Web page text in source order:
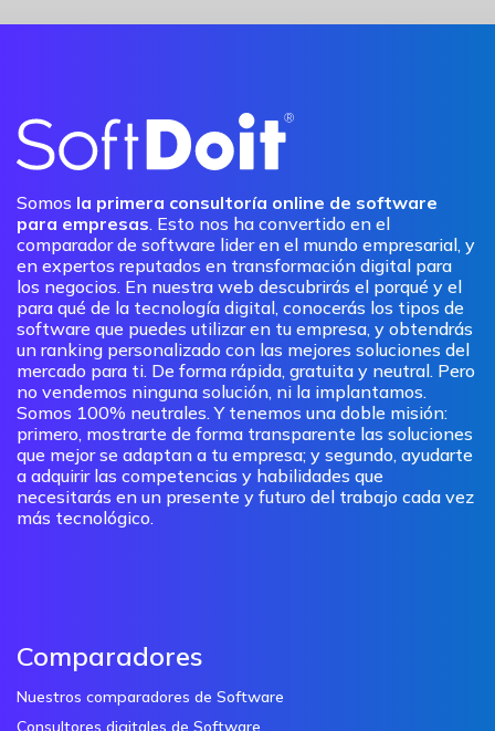
Somos la primera consultoría online de software
para empresas. Esto nos ha convertido en el
comparador de software lider en el mundo empresarial, y
en expertos reputados en transformación digital para
los negocios. En nuestra web descubrirás el porqué y el
para qué de la tecnología digital, conocerás los tipos de
software que puedes utilizar en tu empresa, y obtendrás
un ranking personalizado con las mejores soluciones del
mercado para ti. De forma rápida, gratuita y neutral. Pero
no vendemos ninguna solución, ni la implantamos.
Somos 100% neutrales. Y tenemos una doble misión:
primero, mostrarte de forma transparente las soluciones
que mejor se adaptan a tu empresa; y segundo, ayudarte
a adquirir las competencias y habilidades que
necesitarás en un presente y futuro del trabajo cada vez
más tecnológico.
Comparadores
Nuestros comparadores de Software
Consultores digitales de Software